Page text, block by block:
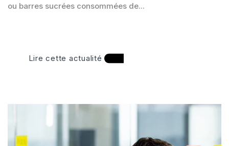
ou barres sucrées consommées de...
Lire cette actualité